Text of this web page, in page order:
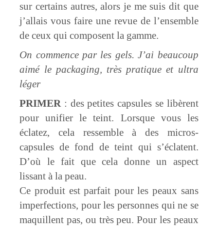
sur certains autres, alors je me suis dit que
j’allais vous faire une revue de l’ensemble
de ceux qui composent la gamme.
On commence par les gels. J’ai beaucoup
aimé le packaging, très pratique et ultra
léger
PRIMER: des petites capsules se libèrent
pour unifier le teint. Lorsque vous les
éclatez, cela ressemble à des micros-
capsules de fond de teint qui s’éclatent.
D’où le fait que cela donne un aspect
lissant à la peau.
Ce produit est parfait pour les peaux sans
imperfections, pour les personnes qui ne se
maquillent pas, ou très peu. Pour les peaux